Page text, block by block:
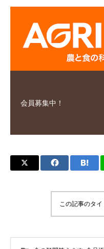
会員募集中！
この記事のタ